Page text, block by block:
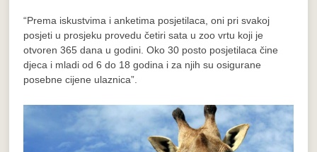
“Prema iskustvima i anketima posjetilaca, oni pri svakoj
posjeti u prosjeku provedu četiri sata u zoo vrtu koji je
otvoren 365 dana u godini. Oko 30 posto posjetilaca čine
djeca i mladi od 6 do 18 godina i za njih su osigurane
posebne cijene ulaznica”.